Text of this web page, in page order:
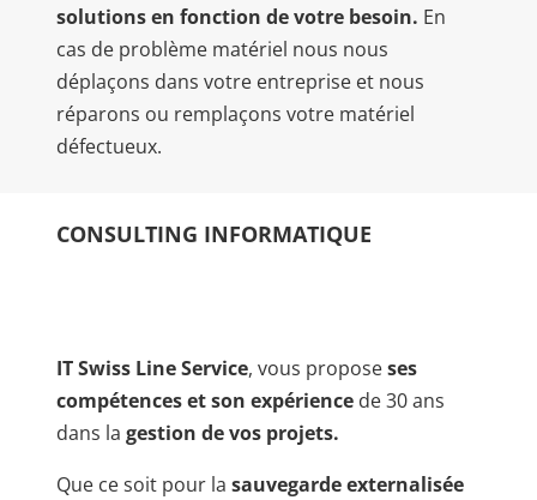
solutions en fonction de votre besoin. En
cas de problème matériel nous nous
déplaçons dans votre entreprise et nous
réparons ou remplaçons votre matériel
défectueux.
CONSULTING INFORMATIQUE
IT Swiss Line Service, vous propose ses
compétencesetson expérience de 30 ans
dans lagestion de vos projets.
Que ce soit pour lasauvegarde externalisée